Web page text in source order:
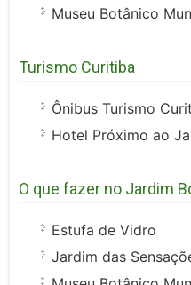
Museu Botânico
Turismo Curitiba
Ônibus Turismo
Hotel Próximo ao
O que fazer no Jardim
Estufa de Vidro
Jardim das